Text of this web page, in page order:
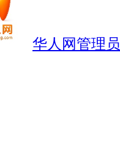
华人网管理员